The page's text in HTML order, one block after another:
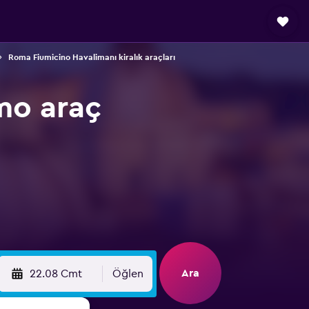
Roma Fiumicino Havalimanı kiralık araçları
araç
22.08 Cmt Öğlen Ara